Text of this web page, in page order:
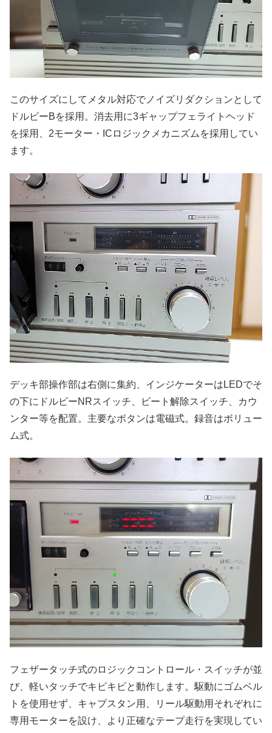
このサイズにしてメタル対応でノイズリダクションとして
ドルビーBを採用。消去用に3ギャップフェライトヘッド
を採用、2モーター・ICロジックメカニズムを採用してい
ます。
デッキ部操作部は右側に集約、インジケーターはLEDでそ
の下にドルビーNRスイッチ、ビート解除スイッチ、カウ
ンター等を配置。主要なボタンは電磁式。録音はボリュー
ム式。
フェザータッチ式のロジックコントロール・スイッチが並
び、軽いタッチでキビキビと動作します。駆動にゴムベル
トを使用せず、キャプスタン用、リール駆動用それぞれに
専用モーターを設け、より正確なテープ走行を実現してい